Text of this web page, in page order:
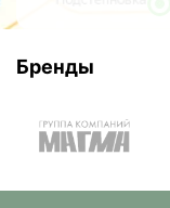
Бренды